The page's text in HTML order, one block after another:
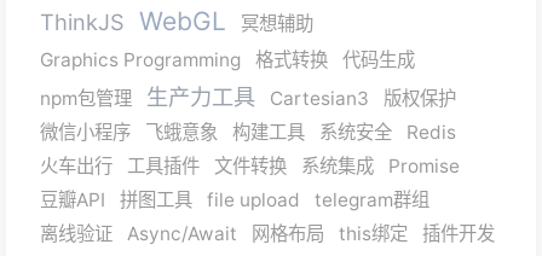
ThinkJS WebGL
冥想辅助
Graphics Programming
格式转换
代码生成
npm包管理
生产力工具 Cartesian3
版权保护
微信小程序
飞蛾意象 构建工具 系统安全
Redis
火车出行
工具插件 文件转换 系统集成
Promise
豆瓣API
拼图工具 file upload
telegram群组
离线验证
Async/Await 网格布局 this绑定
插件开发